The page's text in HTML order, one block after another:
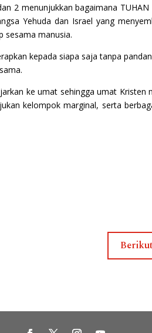
2 menunjukkan bagaimana
Yehuda dan Israel yang
sesama manusia.
kepada siapa saja tanpa
ke umat sehingga umat Kristen
kelompok marginal, serta